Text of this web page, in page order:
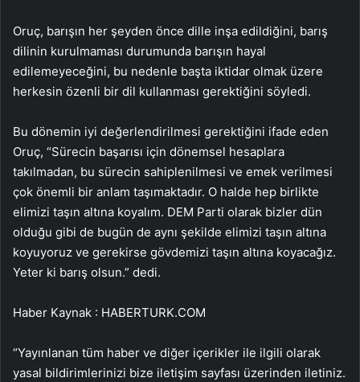
Oruç, barışın her şeyden önce dille inşa edildiğini, barış
dilinin kurulmaması durumunda barışın hayal
edilemeyeceğini, bu nedenle başta iktidar olmak üzere
herkesin özenli bir dil kullanması gerektiğini söyledi.
Bu dönemin iyi değerlendirilmesi gerektiğini ifade eden
Oruç, “Sürecin başarısı için dönemsel hesaplara
takılmadan, bu sürecin sahiplenilmesi ve emek verilmesi
çok önemli bir anlam taşımaktadır. O halde hep birlikte
elimizi taşın altına koyalım. DEM Parti olarak bizler dün
olduğu gibi de bugün de aynı şekilde elimizi taşın altına
koyuyoruz ve gerekirse gövdemizi taşın altına koyacağız.
Yeter ki barış olsun.” dedi.
Haber Kaynak : HABERTURK.COM
“Yayınlanan tüm haber ve diğer içerikler ile ilgili olarak
yasal bildirimlerinizi bize iletişim sayfası üzerinden iletiniz.